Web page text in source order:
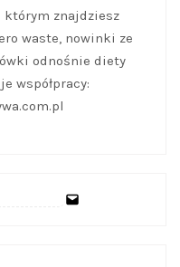
którym znajdziesz
waste, nowinki ze
odnośnie diety
współpracy: